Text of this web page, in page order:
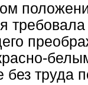
требовала
без труда